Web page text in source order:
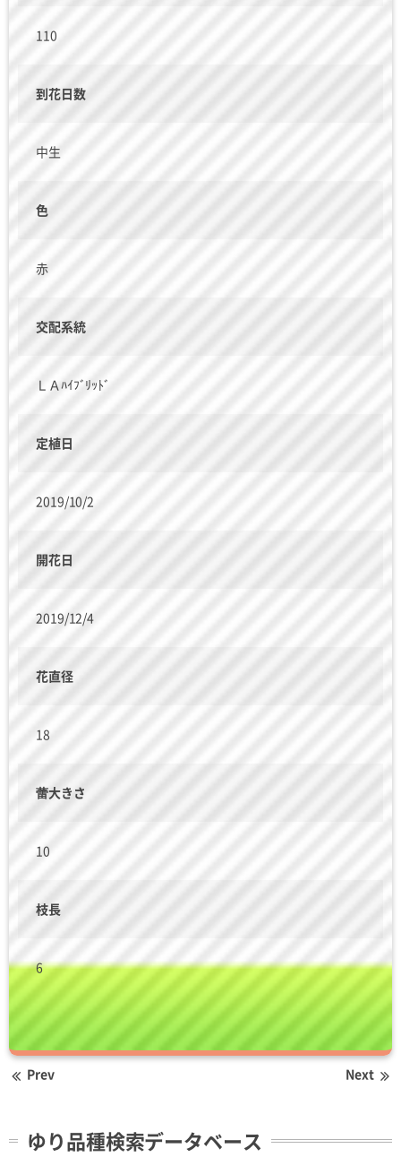
110
到花日数
中生
色
赤
交配系統
ＬＡﾊｲﾌﾞﾘｯﾄﾞ
定植日
2019/10/2
開花日
2019/12/4
花直径
18
蕾大きさ
10
枝長
6
Prev Next
ゆり品種検索データベース